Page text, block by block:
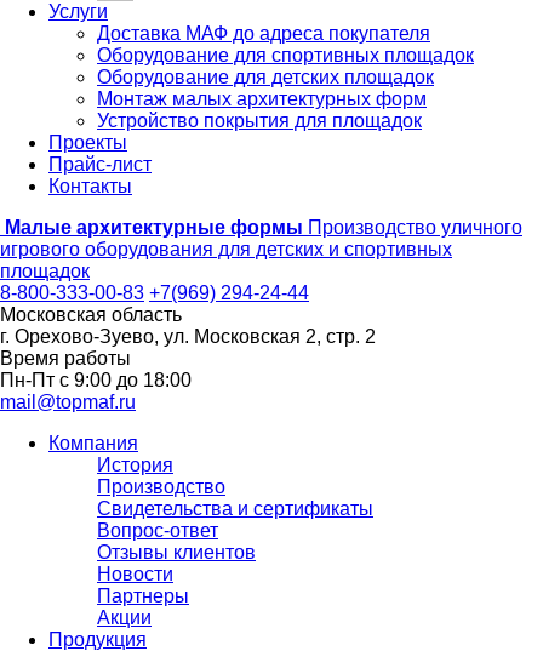
Услуги
Доставка МАФ до адреса покупателя
Оборудование для спортивных площадок
Оборудование для детских площадок
Монтаж малых архитектурных форм
Устройство покрытия для площадок
Проекты
Прайс-лист
Контакты
Малые архитектурные формы Производство уличного
игрового оборудования для детских и спортивных
площадок
8-800-333-00-83 +7(969) 294-24-44
Московская область
г. Орехово-Зуево, ул. Московская 2, стр. 2
Время работы
Пн-Пт с 9:00 до 18:00
mail@topmaf.ru
Компания
История
Производство
Свидетельства и сертификаты
Вопрос-ответ
Отзывы клиентов
Новости
Партнеры
Акции
Продукция